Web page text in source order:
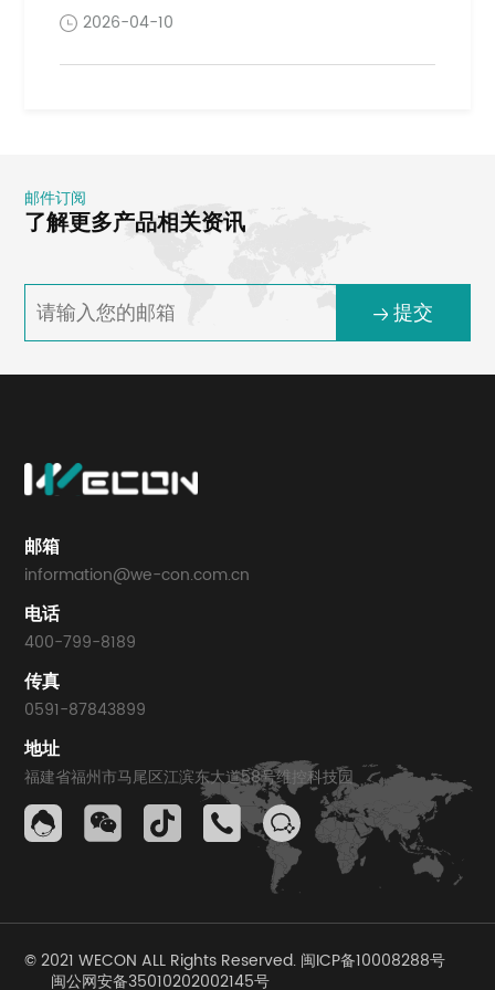
2026-04-10
邮件订阅
了解更多产品相关资讯
提交
邮箱
information@we-con.com.cn
电话
400-799-8189
传真
0591-87843899
地址
福建省福州市马尾区江滨东大道58号维控科技园
© 2021 WECON ALL Rights Reserved. 闽ICP备10008288号
闽公网安备35010202002145号